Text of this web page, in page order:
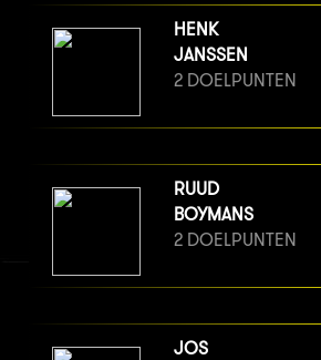
HENK
JANSSEN
2 DOELPUNTEN
RUUD
BOYMANS
2 DOELPUNTEN
JOS